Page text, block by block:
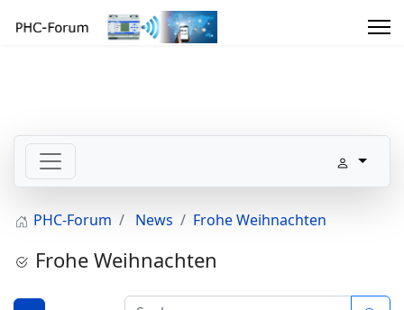
PHC-Forum News Frohe Weihnachten
Frohe Weihnachten